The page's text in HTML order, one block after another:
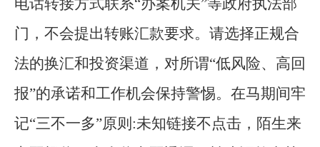
电话转接方式联系“办案机关”等政府执法部
门，不会提出转账汇款要求。请选择正规合
法的换汇和投资渠道，对所谓“低风险、高回
报”的承诺和工作机会保持警惕。在马期间牢
记“三不一多”原则:未知链接不点击，陌生来